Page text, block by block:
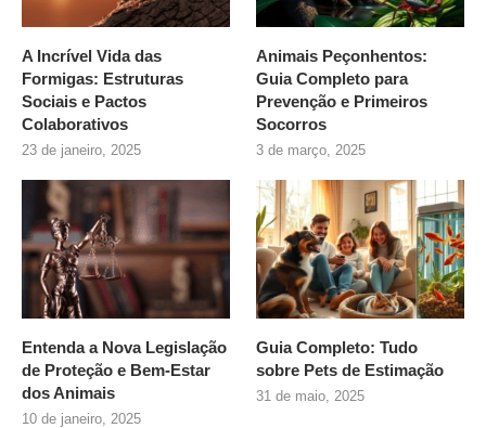
A Incrível Vida das
Formigas: Estruturas
Sociais e Pactos
Colaborativos
23 de janeiro, 2025
Animais Peçonhentos:
Guia Completo para
Prevenção e Primeiros
Socorros
3 de março, 2025
Entenda a Nova Legislação
de Proteção e Bem-Estar
dos Animais
10 de janeiro, 2025
Guia Completo: Tudo
sobre Pets de Estimação
31 de maio, 2025